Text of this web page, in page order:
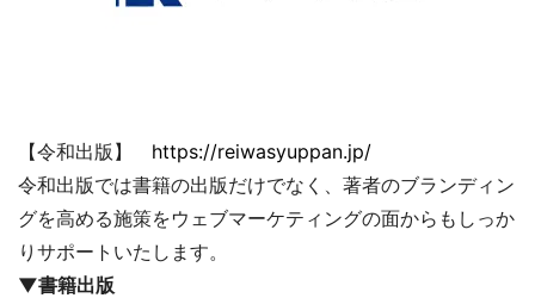
【令和出版】 https://reiwasyuppan.jp/
令和出版では書籍の出版だけでなく、著者のブランディン
グを高める施策をウェブマーケティングの面からもしっか
りサポートいたします。
▼書籍出版